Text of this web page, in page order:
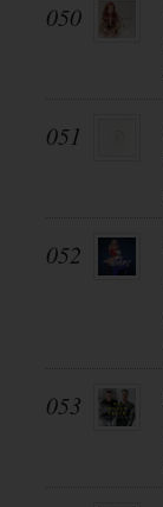
050
051
052
053